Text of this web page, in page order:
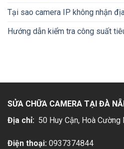
Tại sao camera IP không nhận
Hướng dẫn kiểm tra công suất
SỬA CHỮA CAMERA TẠI ĐÀ
Địa chỉ: 50 Huy Cận, Hoà Cường
Điện thoại: 0937374844